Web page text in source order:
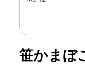
自治体
笹かまぼ